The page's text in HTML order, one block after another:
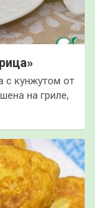
с кунжутом от
на гриле,